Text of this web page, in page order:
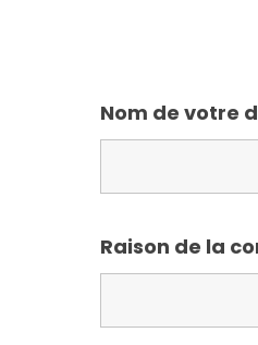
Nom de votre
Raison de la